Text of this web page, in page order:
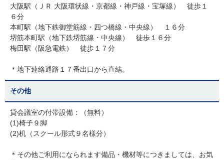
大阪駅（ＪＲ 大阪環状線・京都線・神戸線・宝塚線） 徒歩１
６分
本町駅（地下鉄御堂筋線・四つ橋線・中央線） １６分
堺筋本町駅（地下鉄堺筋線・中央線） 徒歩１６分
梅田駅（阪急電鉄） 徒歩１７分
＊地下連絡通路１７番出口から直結。
その他
貸会議室の付帯設備：（無料）
(1)椅子９脚
(2)机（スクール形式９名様分）
＊その他ご利用になられます備品・機材等につきましては、お気